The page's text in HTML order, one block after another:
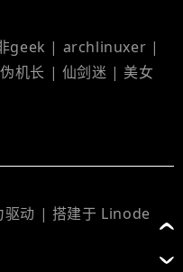
geek | archlinuxer |
机长 | 仙剑迷 | 美女
驱动 | 搭建于 Linode